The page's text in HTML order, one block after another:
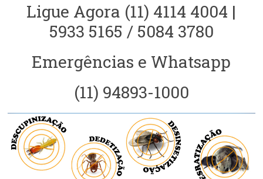
Ligue Agora (11) 4114 4004 |
5933 5165 / 5084 3780
Emergências e Whatsapp
(11) 94893-1000